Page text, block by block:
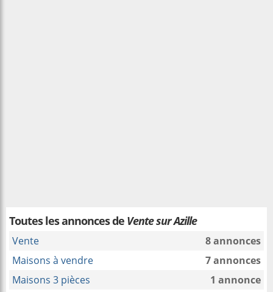
Toutes les annonces de Vente sur Azille
Vente
8 annonces
Maisons à vendre
7 annonces
Maisons 3 pièces
1 annonce